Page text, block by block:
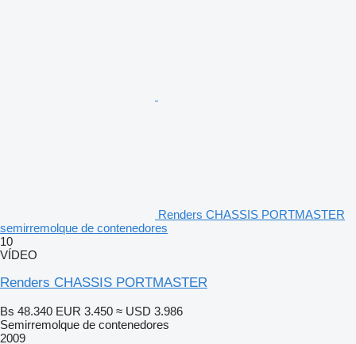
Renders CHASSIS PORTMASTER
semirremolque de contenedores
10
VÍDEO
Renders CHASSIS PORTMASTER
Bs 48.340 EUR 3.450 ≈ USD 3.986
Semirremolque de contenedores
2009